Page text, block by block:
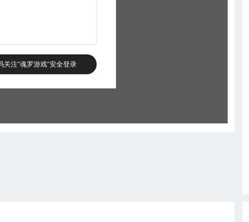
关注“魂罗游戏”安全登录